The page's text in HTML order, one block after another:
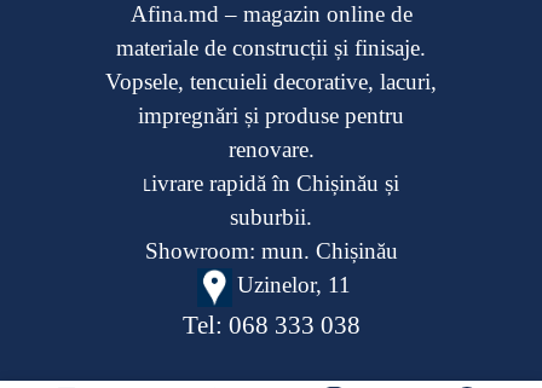
Afina.md – magazin online de
materiale de construcții și finisaje.
Vopsele, tencuieli decorative, lacuri,
impregnări și produse pentru
renovare.
Livrare rapidă în Chișinău și
suburbii.
Showroom: mun. Chișinău
Uzinelor, 11
Tel: 068 333 038